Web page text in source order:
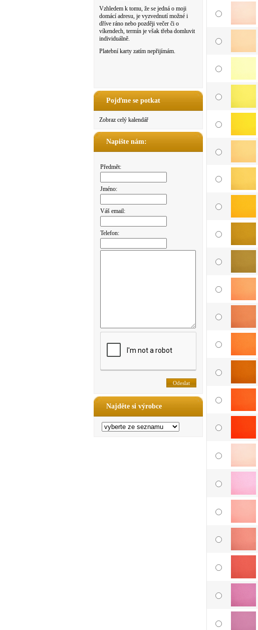
Vzhledem k tomu, že se jedná o moji
domácí adresu, je vyzvednutí možné i
dříve ráno nebo později večer či o
víkendech, termín je však třeba domluvit
individuálně.
Platební karty zatím nepřijímám.
Pojďme se potkat
Zobraz celý kalendář
Napište nám:
Předmět:
Jméno:
Váš email:
Telefon:
Najděte si výrobce